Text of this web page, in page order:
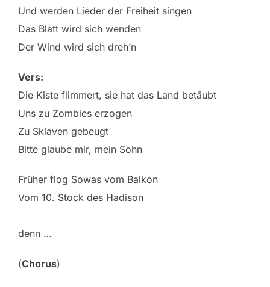
Und werden Lieder der Freiheit singen
Das Blatt wird sich wenden
Der Wind wird sich dreh’n
Vers:
Die Kiste flimmert, sie hat das Land betäubt
Uns zu Zombies erzogen
Zu Sklaven gebeugt
Bitte glaube mir, mein Sohn
Früher flog Sowas vom Balkon
Vom 10. Stock des Hadison
denn …
(Chorus)